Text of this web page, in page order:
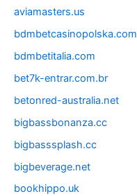
aviamasters.us
bdmbetcasinopolska.com
bdmbetitalia.com
bet7k-entrar.com.br
betonred-australia.net
bigbassbonanza.cc
bigbasssplash.cc
bigbeverage.net
bookhippo.uk